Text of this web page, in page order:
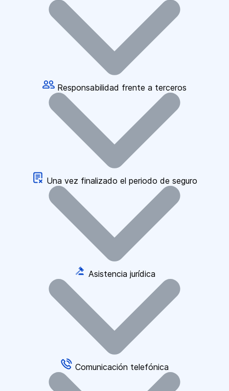
Responsabilidad frente a terceros
Una vez finalizado el periodo de seguro
Asistencia jurídica
Comunicación telefónica